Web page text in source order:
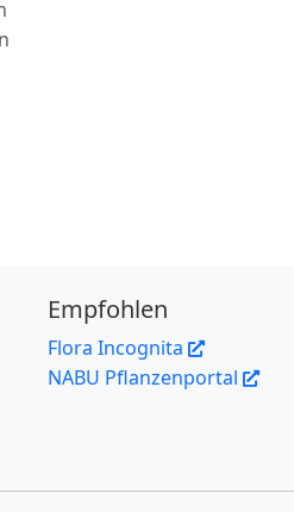
Empfohlen
Flora Incognita
NABU Pflanzenportal